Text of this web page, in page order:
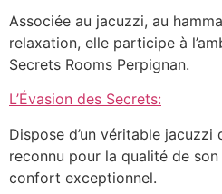
Associée au jacuzzi, au
relaxation, elle participe à
Secrets Rooms Perpignan.
L’Évasion des Secrets:
Dispose d’un véritable jacuzzi
reconnu pour la qualité de
confort exceptionnel.